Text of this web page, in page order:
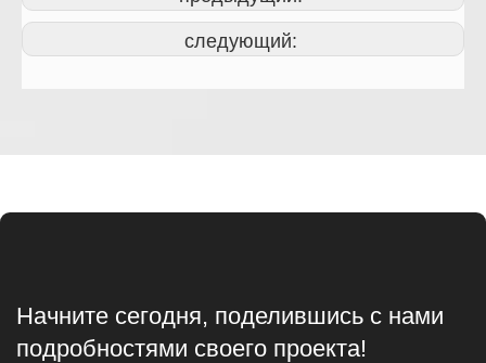
следующий:
Начните сегодня, поделившись с нами
подробностями своего проекта!